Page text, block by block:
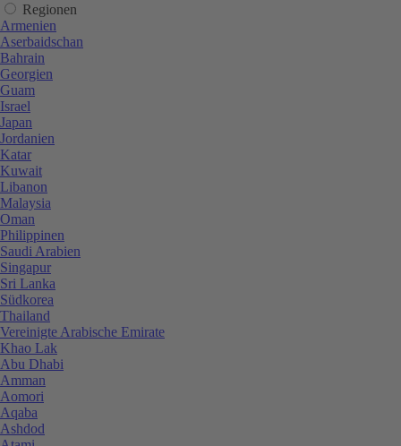
Regionen
Armenien
Aserbaidschan
Bahrain
Georgien
Guam
Israel
Japan
Jordanien
Katar
Kuwait
Libanon
Malaysia
Oman
Philippinen
Saudi Arabien
Singapur
Sri Lanka
Südkorea
Thailand
Vereinigte Arabische Emirate
Khao Lak
Abu Dhabi
Amman
Aomori
Aqaba
Ashdod